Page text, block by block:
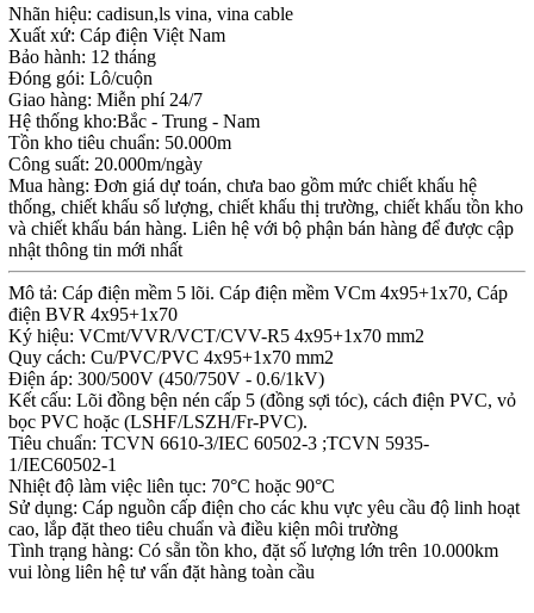
Nhãn hiệu: cadisun,ls vina, vina cable
Xuất xứ: Cáp điện Việt Nam
Bảo hành: 12 tháng
Đóng gói: Lô/cuộn
Giao hàng: Miễn phí 24/7
Hệ thống kho:Bắc - Trung - Nam
Tồn kho tiêu chuẩn: 50.000m
Công suất: 20.000m/ngày
Mua hàng: Đơn giá dự toán, chưa bao gồm mức chiết khấu hệ
thống, chiết khấu số lượng, chiết khấu thị trường, chiết khấu tồn kho
và chiết khấu bán hàng. Liên hệ với bộ phận bán hàng để được cập
nhật thông tin mới nhất
Mô tả: Cáp điện mềm 5 lõi. Cáp điện mềm VCm 4x95+1x70, Cáp
điện BVR 4x95+1x70
Ký hiệu: VCmt/VVR/VCT/CVV-R5 4x95+1x70 mm2
Quy cách: Cu/PVC/PVC 4x95+1x70 mm2
Điện áp: 300/500V (450/750V - 0.6/1kV)
Kết cấu: Lõi đồng bện nén cấp 5 (đồng sợi tóc), cách điện PVC, vỏ
bọc PVC hoặc (LSHF/LSZH/Fr-PVC).
Tiêu chuẩn: TCVN 6610-3/IEC 60502-3 ;TCVN 5935-
1/IEC60502-1
Nhiệt độ làm việc liên tục: 70°C hoặc 90°C
Sử dụng: Cáp nguồn cấp điện cho các khu vực yêu cầu độ linh hoạt
cao, lắp đặt theo tiêu chuẩn và điều kiện môi trường
Tình trạng hàng: Có sẵn tồn kho, đặt số lượng lớn trên 10.000km
vui lòng liên hệ tư vấn đặt hàng toàn cầu